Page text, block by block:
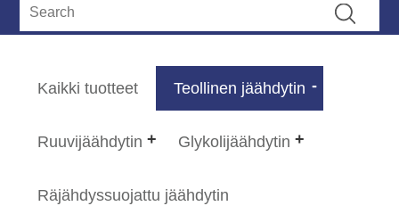
Kaikki tuotteet Teollinen jäähdytin
Ruuvijäähdytin Glykolijäähdytin
Räjähdyssuojattu jäähdytin